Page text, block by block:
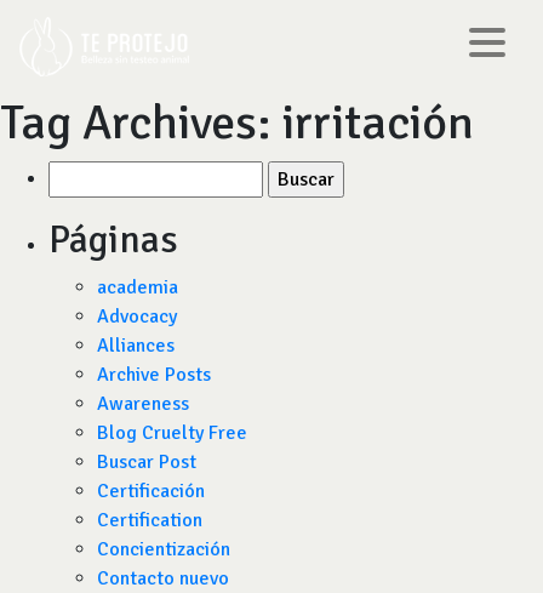
Tag Archives: irritación
por:
Páginas
academia
Advocacy
Alliances
Archive Posts
Awareness
Blog Cruelty Free
Buscar Post
Certificación
Certification
Concientización
Contacto nuevo